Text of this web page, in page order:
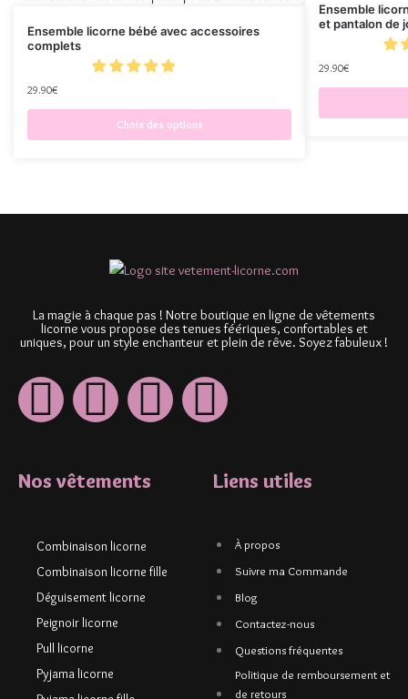
Ensemble licorne bébé avec accessoires
complets
29.90€
Choix des options
Ensemble
et pantalon de
29.90€
La magie à chaque pas ! Notre boutique en ligne de vêtements
licorne vous propose des tenues féériques, confortables et
uniques, pour un style enchanteur et plein de rêve. Soyez fabuleux !
Nos vêtements
Combinaison licorne
Combinaison licorne fille
Déguisement licorne
Peignoir licorne
Pull licorne
Pyjama licorne
Liens utiles
À propos
Suivre ma Commande
Blog
Contactez-nous
Questions fréquentes
Politique de remboursement et
de retours